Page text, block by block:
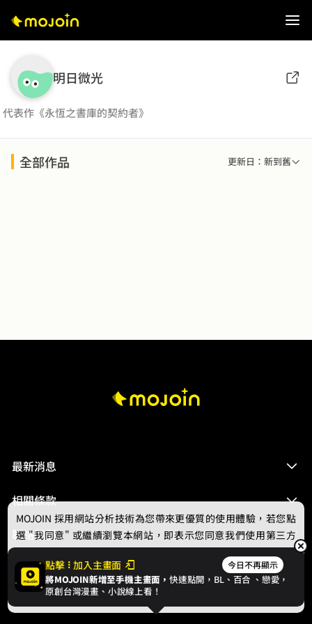
明日微光
代表作《永恆之書庫的契約者》
全部作品 更新日：新到舊
最新消息
相關條款
聯絡我們
© 2024 gamania Digital Entertainment Co., Ltd.
點擊 加入主畫面 今日不再顯示
將MOJOIN新增至手機主畫面，快速點開，BL、 百合 、戀愛，
原創台灣漫畫、小說線上看！
MOJOIN 採用網站分析技術為您帶來更優質的使用體驗，若您點
選 "我同意" 或繼續瀏覽本網站，即表示您同意我們使用第三方
Cookie，欲瞭解更多資訊請見隱私權政策。
我同意